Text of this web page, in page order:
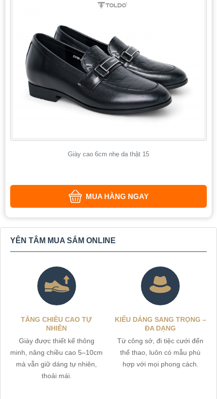
Giày cao 6cm nhẹ da thật 15
MUA HÀNG NGAY
YÊN TÂM MUA SẮM ONLINE
TĂNG CHIỀU CAO TỰ
NHIÊN
Giày được thiết kế thông
minh, nâng chiều cao 5–10cm
mà vẫn giữ dáng tự nhiên,
thoải mái.
KIỂU DÁNG SANG TRỌNG –
ĐA DẠNG
Từ công sở, đi tiệc cưới đến
thể thao, luôn có mẫu phù
hợp với mọi phong cách.